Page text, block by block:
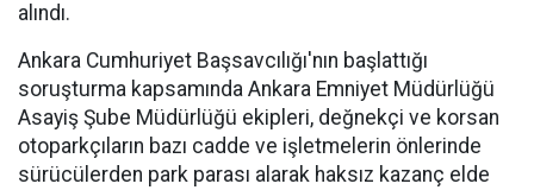
alındı.
Ankara Cumhuriyet Başsavcılığı'nın başlattığı
soruşturma kapsamında Ankara Emniyet Müdürlüğü
Asayiş Şube Müdürlüğü ekipleri, değnekçi ve korsan
otoparkçıların bazı cadde ve işletmelerin önlerinde
sürücülerden park parası alarak haksız kazanç elde